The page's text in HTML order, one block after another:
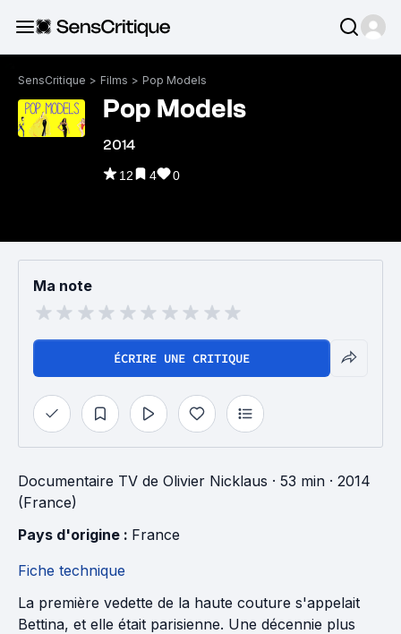
SensCritique > Films > Pop Models
Pop Models
2014
12 4 0
Ma note
ÉCRIRE UNE CRITIQUE
Documentaire TV de Olivier Nicklaus · 53 min · 2014
(France)
Pays d'origine : France
Fiche technique
La première vedette de la haute couture s'appelait
Bettina, et elle était parisienne. Une décennie plus